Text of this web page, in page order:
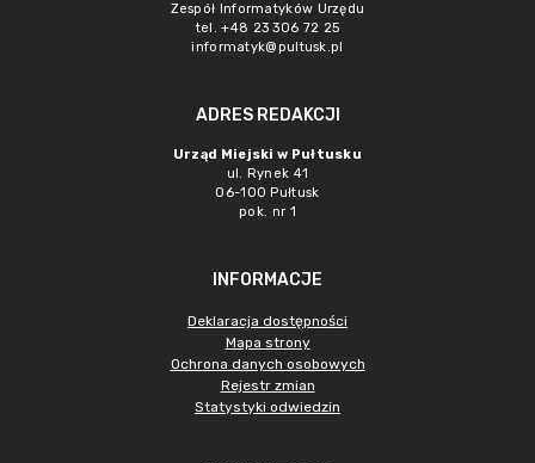
Zespół Informatyków Urzędu
tel. +48 23 306 72 25
informatyk@pultusk.pl
ADRES REDAKCJI
Urząd Miejski w Pułtusku
ul. Rynek 41
06-100 Pułtusk
pok. nr 1
INFORMACJE
Deklaracja dostępności
Mapa strony
Ochrona danych osobowych
Rejestr zmian
Statystyki odwiedzin